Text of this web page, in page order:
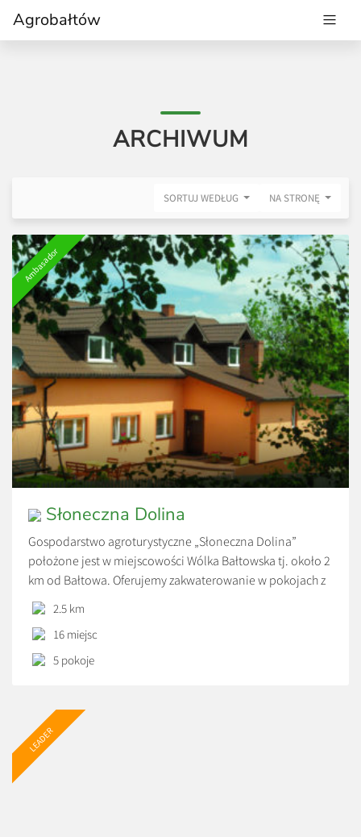
Agrobałtów
ARCHIWUM
SORTUJ WEDŁUG NA STRONĘ
Ambasador
Słoneczna Dolina
Gospodarstwo agroturystyczne „Słoneczna Dolina”
położone jest w miejscowości Wólka Bałtowska tj. około 2
km od Bałtowa. Oferujemy zakwaterowanie w pokojach z
łazienkami 2,3,4 – osobowych. Każdy pokój wyposażony
jest w telewizor z telewizją satelitarną, czajnik
bezprzewodowy. Do dyspozycji gości przeznaczona jest w
całości kuchnia, w której można przygotowywać posiłki
2.5 km
16 miejsc
5 pokoje
LEADER